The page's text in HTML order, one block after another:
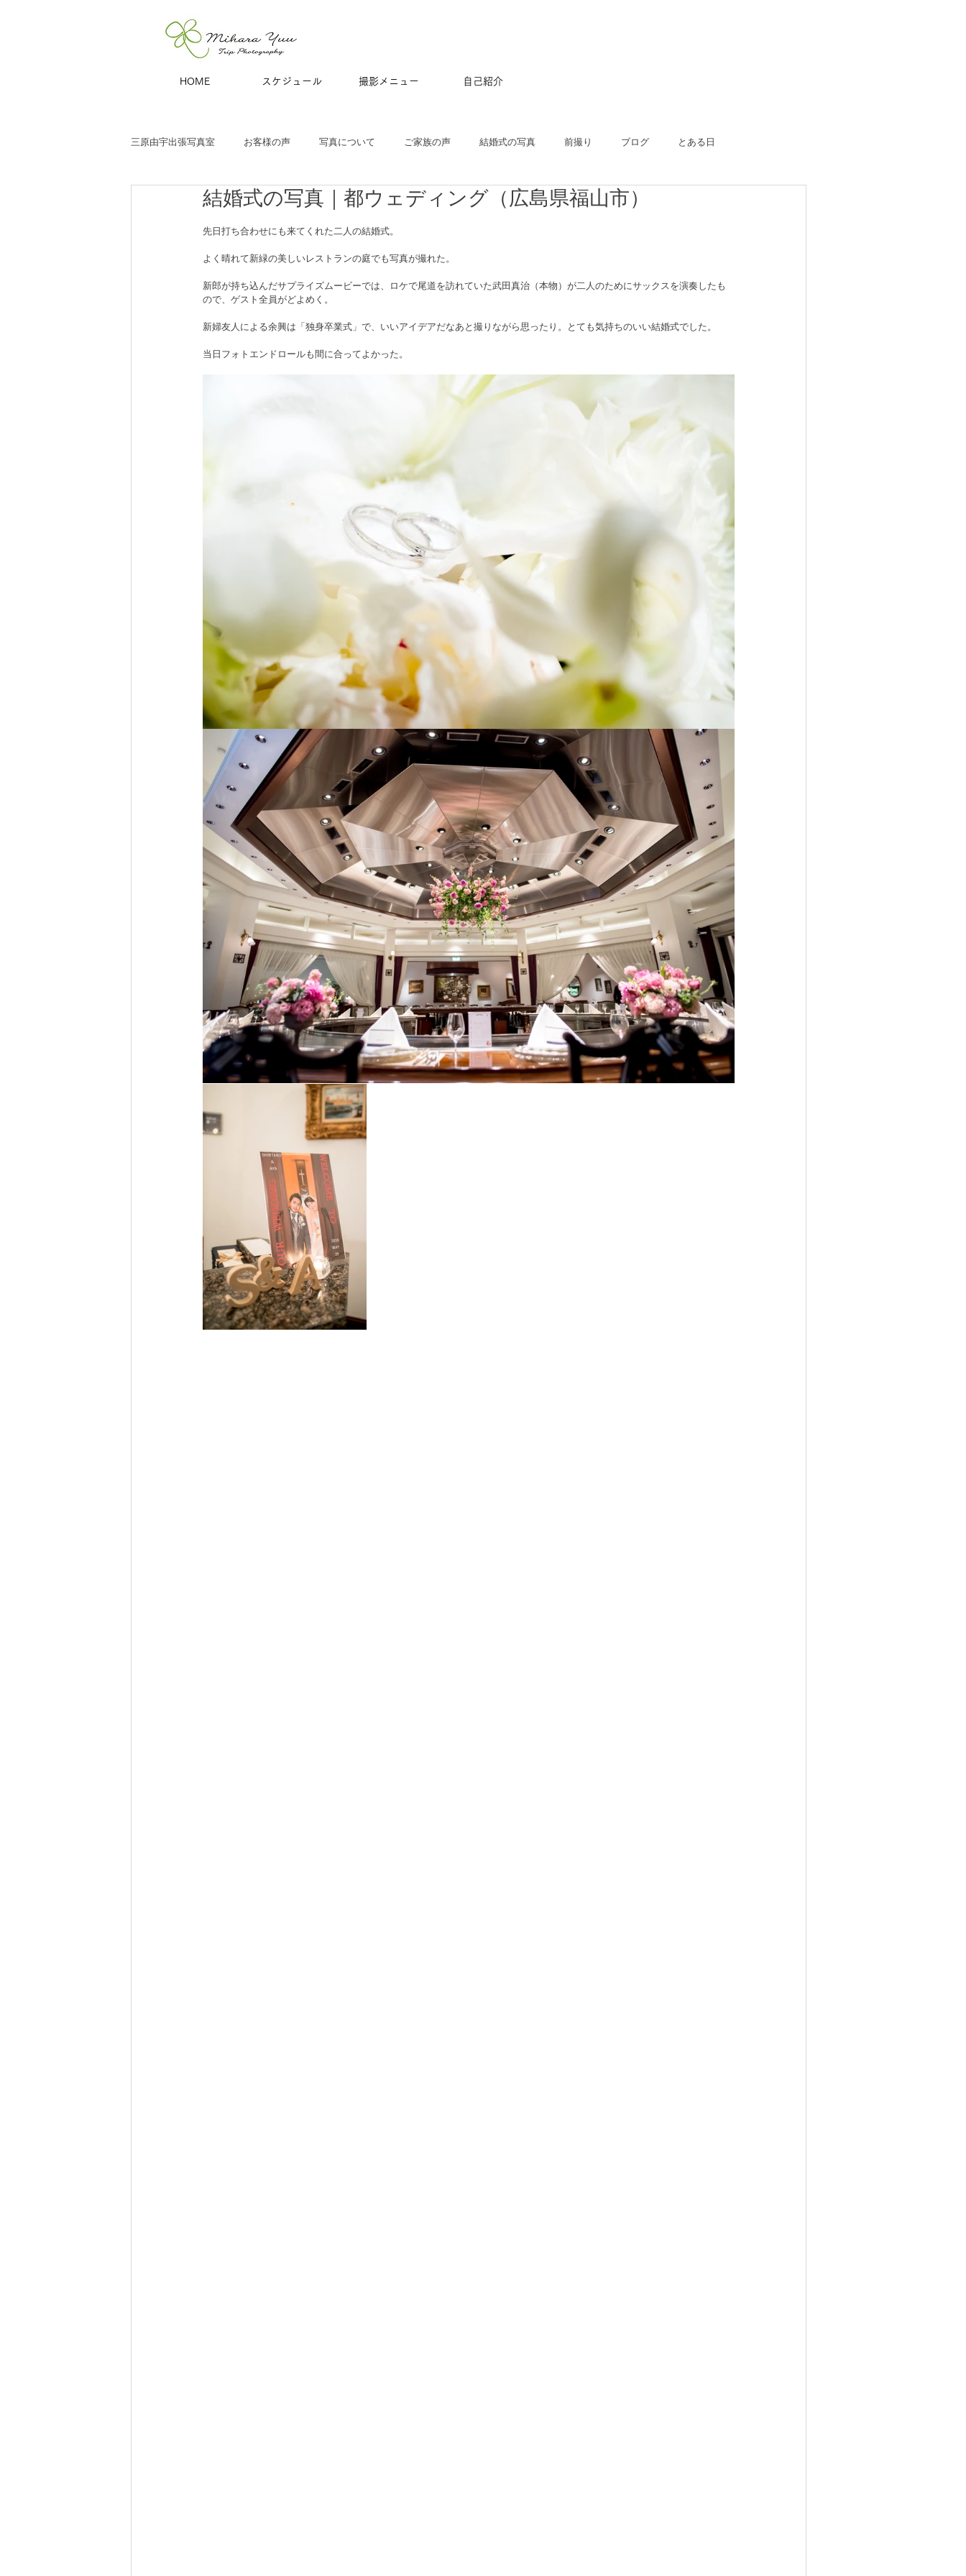
HOME スケジュール 撮影メニュー 自己紹介
三原由宇出張写真室 お客様の声 写真について ご家族の声 結婚式の写真 前撮り ブログ とある日
子どもと家族 お宮参り 七五三 沖縄 ペット マタニティ スタジオ ニューボーン
青旅 夫婦・カップル ポートレート
結婚式の写真｜都ウェディング（広島県福山市）
先日打ち合わせにも来てくれた二人の結婚式。
よく晴れて新緑の美しいレストランの庭でも写真が撮れた。
新郎が持ち込んだサプライズムービーでは、ロケで尾道を訪れていた武田真治（本物）が二人のためにサックスを演奏したも
ので、ゲスト全員がどよめく。
新婦友人による余興は「独身卒業式」で、いいアイデアだなあと撮りながら思ったり。とても気持ちのいい結婚式でした。
当日フォトエンドロールも間に合ってよかった。